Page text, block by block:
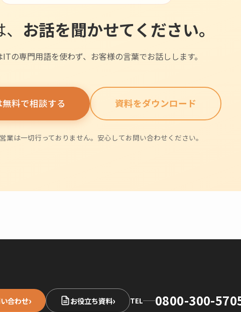
お話を聞かせてください。
の専門用語を使わず、お客様の言葉でお話しします。
無料で相談する 資料をダウンロード
業は一切行っておりません。安心してお問い合わせください。
合わせ› お役立ち資料› TEL 0800-300-